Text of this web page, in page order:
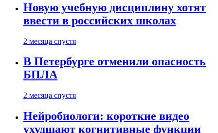
Новую учебную дисциплину хотят
ввести в российских школах
2 месяца спустя
В Петербурге отменили опасность
БПЛА
2 месяца спустя
Нейробиологи: короткие видео
ухудшают когнитивные функции